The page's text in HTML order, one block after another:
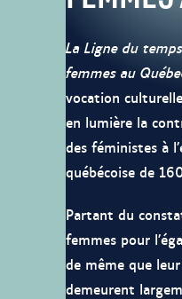
La Ligne du
femmes au
vocation
en lumière la
des féministes à
québécoise de
Partant du
femmes pour
de même que
demeurent